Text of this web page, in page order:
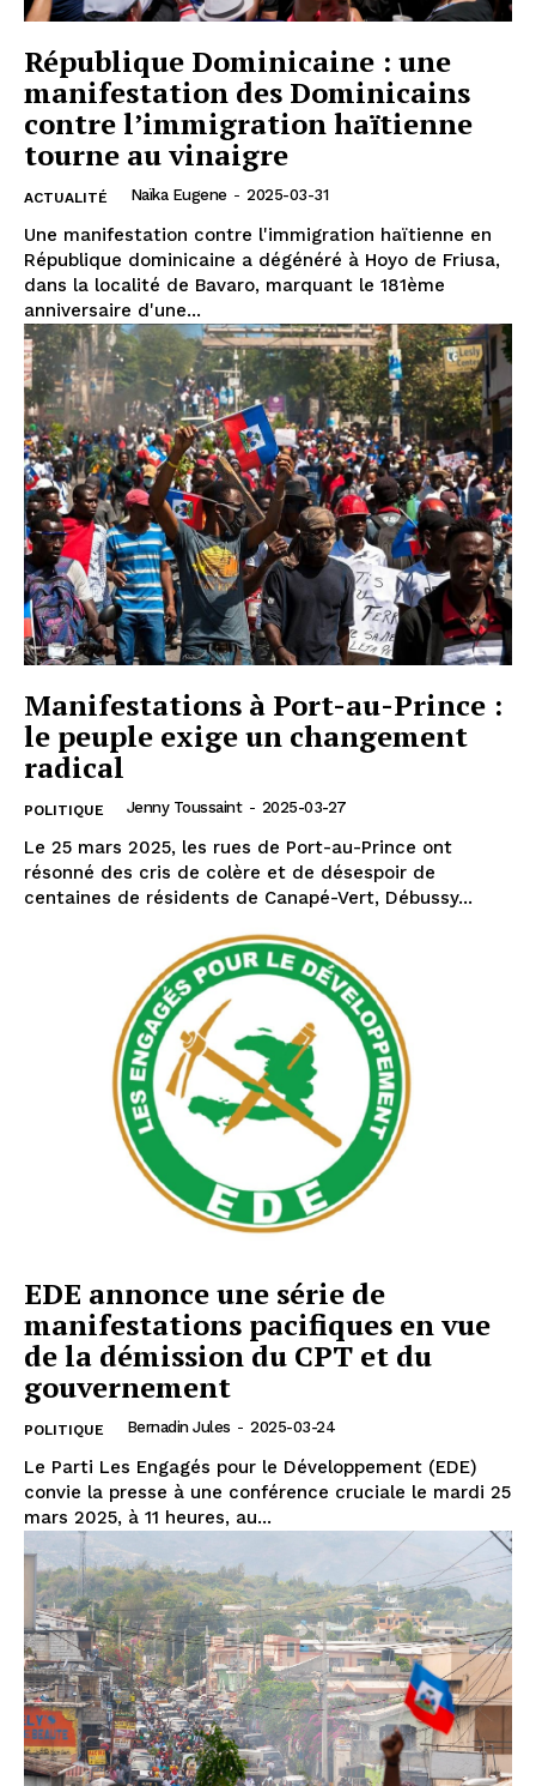
République Dominicaine : une
manifestation des Dominicains
contre l’immigration haïtienne
tourne au vinaigre
ACTUALITÉ Naïka Eugene - 2025-03-31
Une manifestation contre l'immigration haïtienne en
République dominicaine a dégénéré à Hoyo de Friusa,
dans la localité de Bavaro, marquant le 181ème
anniversaire d'une...
Manifestations à Port-au-Prince :
le peuple exige un changement
radical
POLITIQUE Jenny Toussaint - 2025-03-27
Le 25 mars 2025, les rues de Port-au-Prince ont
résonné des cris de colère et de désespoir de
centaines de résidents de Canapé-Vert, Débussy...
EDE annonce une série de
manifestations pacifiques en vue
de la démission du CPT et du
gouvernement
POLITIQUE Bernadin Jules - 2025-03-24
Le Parti Les Engagés pour le Développement (EDE)
convie la presse à une conférence cruciale le mardi 25
mars 2025, à 11 heures, au...